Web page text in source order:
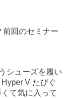
回のセミナー
シューズを履い
V たびぐ
て気に入って